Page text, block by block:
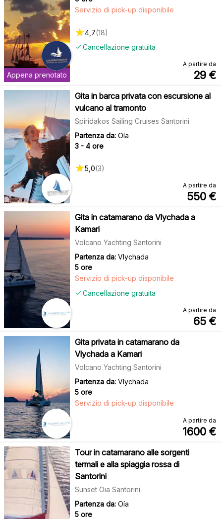
Appena prenotato
Cancellazione gratuita
Servizio di pick-up disponibile
4,7(18)
A partire da
29 €
Gita in barca privata con escursione al
vulcano al tramonto
Spiridakos Sailing Cruises Santorini
Partenza da: Oía
3 - 4 ore
5,0(3)
A partire da
550 €
Gita in catamarano da Vlychada a
Kamari
Volcano Yachting Santorini
Partenza da: Vlychada
5 ore
Cancellazione gratuita
Servizio di pick-up disponibile
A partire da
65 €
Gita privata in catamarano da
Vlychada a Kamari
Volcano Yachting Santorini
Partenza da: Vlychada
5 ore
Servizio di pick-up disponibile
A partire da
1600 €
Tour in catamarano alle sorgenti
termali e alla spiaggia rossa di
Santorini
Sunset Oia Santorini
Partenza da: Oía
5 ore